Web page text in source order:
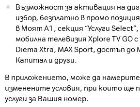
Възможност за активация на
избор, безплатно в промо
в Моят А1, секция “Услуги
мобилна телевизия Xplore TV GO
Diema Xtra, MAX Sport, достъп до
Капитал и други.
В приложението, може да намерите
изменените условия, при които ще
услуги за Вашия номер.